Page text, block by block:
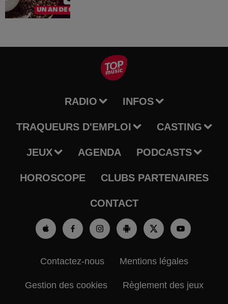
RADIO INFOS
TRAQUEURS D'EMPLOI CASTING
JEUX AGENDA PODCASTS
HOROSCOPE CLUBS PARTENAIRES
CONTACT
Contactez-nous Mentions légales
Gestion des cookies Règlement des jeux